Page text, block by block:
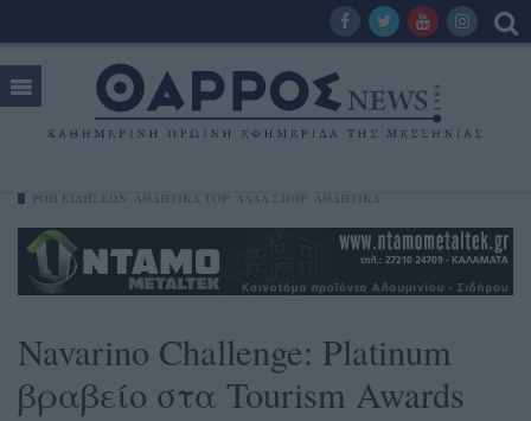
Navarino Challenge: Platinum
βραβείο στα Tourism Awards